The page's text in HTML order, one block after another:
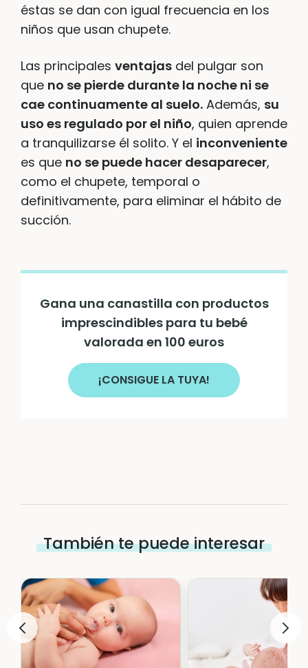
éstas se dan con igual frecuencia en los
niños que usan chupete.
Las principales ventajas del pulgar son
que no se pierde durante la noche ni se
cae continuamente al suelo. Además, su
uso es regulado por el niño, quien aprende
a tranquilizarse él solito. Y el inconveniente
es que no se puede hacer desaparecer,
como el chupete, temporal o
definitivamente, para eliminar el hábito de
succión.
Gana una canastilla con productos
imprescindibles para tu bebé
valorada en 100 euros
¡CONSIGUE LA TUYA!
También te puede interesar